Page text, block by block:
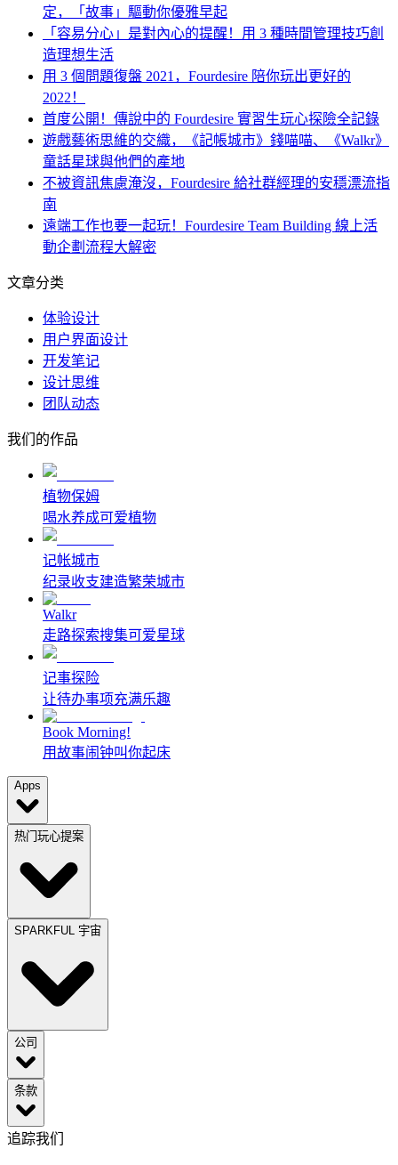
定，「故事」驅動你優雅早起
「容易分心」是對內心的提醒！用 3 種時間管理技巧創
造理想生活
用 3 個問題復盤 2021，Fourdesire 陪你玩出更好的
2022！
首度公開！傳說中的 Fourdesire 實習生玩心探險全記錄
遊戲藝術思維的交織，《記帳城市》錢喵喵、《Walkr》
童話星球與他們的產地
不被資訊焦慮淹沒，Fourdesire 給社群經理的安穩漂流指
南
遠端工作也要一起玩！Fourdesire Team Building 線上活
動企劃流程大解密
文章分类
体验设计
用户界面设计
开发笔记
设计思维
团队动态
我们的作品
植物保姆
喝水养成可爱植物
记帐城市
纪录收支建造繁荣城市
Walkr
走路探索搜集可爱星球
记事探险
让待办事项充满乐趣
Book Morning!
用故事闹钟叫你起床
Apps
热门玩心提案
SPARKFUL 宇宙
公司
条款
追踪我们